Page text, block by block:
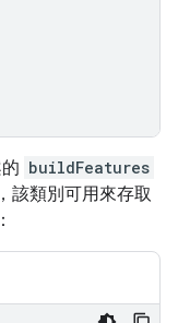
buildFeatures
該類別可用來存取